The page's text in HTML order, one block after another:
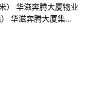
） 华滋奔腾大厦物业
华滋奔腾大厦集...